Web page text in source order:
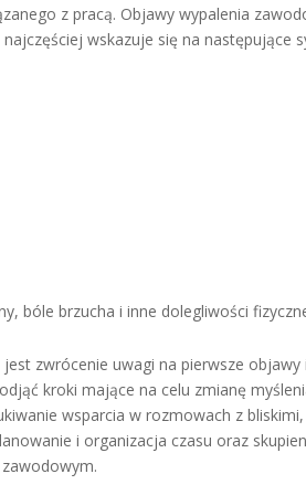
z pracą. Objawy wypalenia
wskazuje się na następujące
bóle brzucha i inne dolegliwości
zwrócenie uwagi na pierwsze
kroki mające na celu zmianę
wsparcia w rozmowach z
i organizacja czasu oraz